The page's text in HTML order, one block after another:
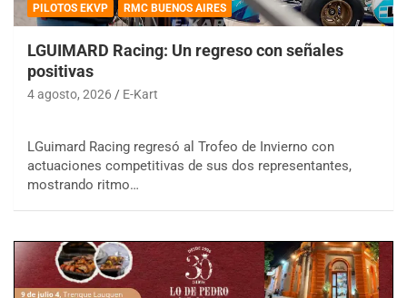
PILOTOS EKVP RMC BUENOS AIRES
LGUIMARD Racing: Un regreso con señales
positivas
4 agosto, 2026 E-Kart
LGuimard Racing regresó al Trofeo de Invierno con
actuaciones competitivas de sus dos representantes,
mostrando ritmo…
COBERTURA ESPECIAL DE E-KART.COM.AR
08/09-AGO
KDO - F6
Ciudad de Trenque Lauquen (Asfalto)